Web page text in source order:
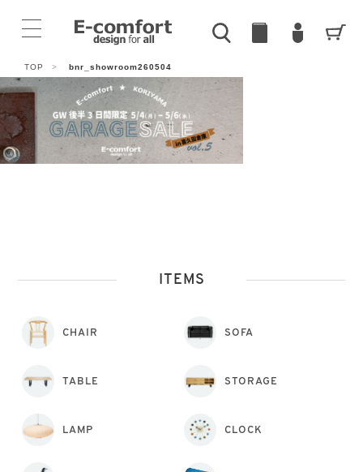
TOP > bnr_showroom260504
ITEMS
CHAIR SOFA
TABLE STORAGE
LAMP CLOCK